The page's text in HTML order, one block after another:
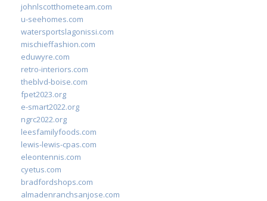
johnlscotthometeam.com
u-seehomes.com
watersportslagonissi.com
mischieffashion.com
eduwyre.com
retro-interiors.com
theblvd-boise.com
fpet2023.org
e-smart2022.org
ngrc2022.org
leesfamilyfoods.com
lewis-lewis-cpas.com
eleontennis.com
cyetus.com
bradfordshops.com
almadenranchsanjose.com